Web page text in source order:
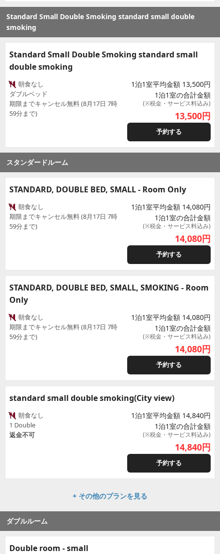
Standard Small Double Smoking standard small double
smoking
Standard Small Double Smoking standard small
double smoking
朝食なし
ダブルベッド
期限までキャンセル無料 (8月17日 7時
59分まで)
1泊1室平均金額 13,500円
1泊1室の合計金額
(※税金・サービス料込み)
13,500円
予約する
スタンダードルーム
STANDARD, DOUBLE BED, SMALL - Room Only
朝食なし
期限までキャンセル無料 (8月17日 7時
59分まで)
1泊1室平均金額 14,080円
1泊1室の合計金額
(※税金・サービス料込み)
14,080円
予約する
STANDARD, DOUBLE BED, SMALL, SMOKING - Room
Only
朝食なし
期限までキャンセル無料 (8月17日 7時
59分まで)
1泊1室平均金額 14,080円
1泊1室の合計金額
(※税金・サービス料込み)
14,080円
予約する
standard small double smoking(City view)
朝食なし
1 Double
返金不可
1泊1室平均金額 14,840円
1泊1室の合計金額
(※税金・サービス料込み)
14,840円
予約する
+ その他のプランを見る
ダブルルーム
Double room - small